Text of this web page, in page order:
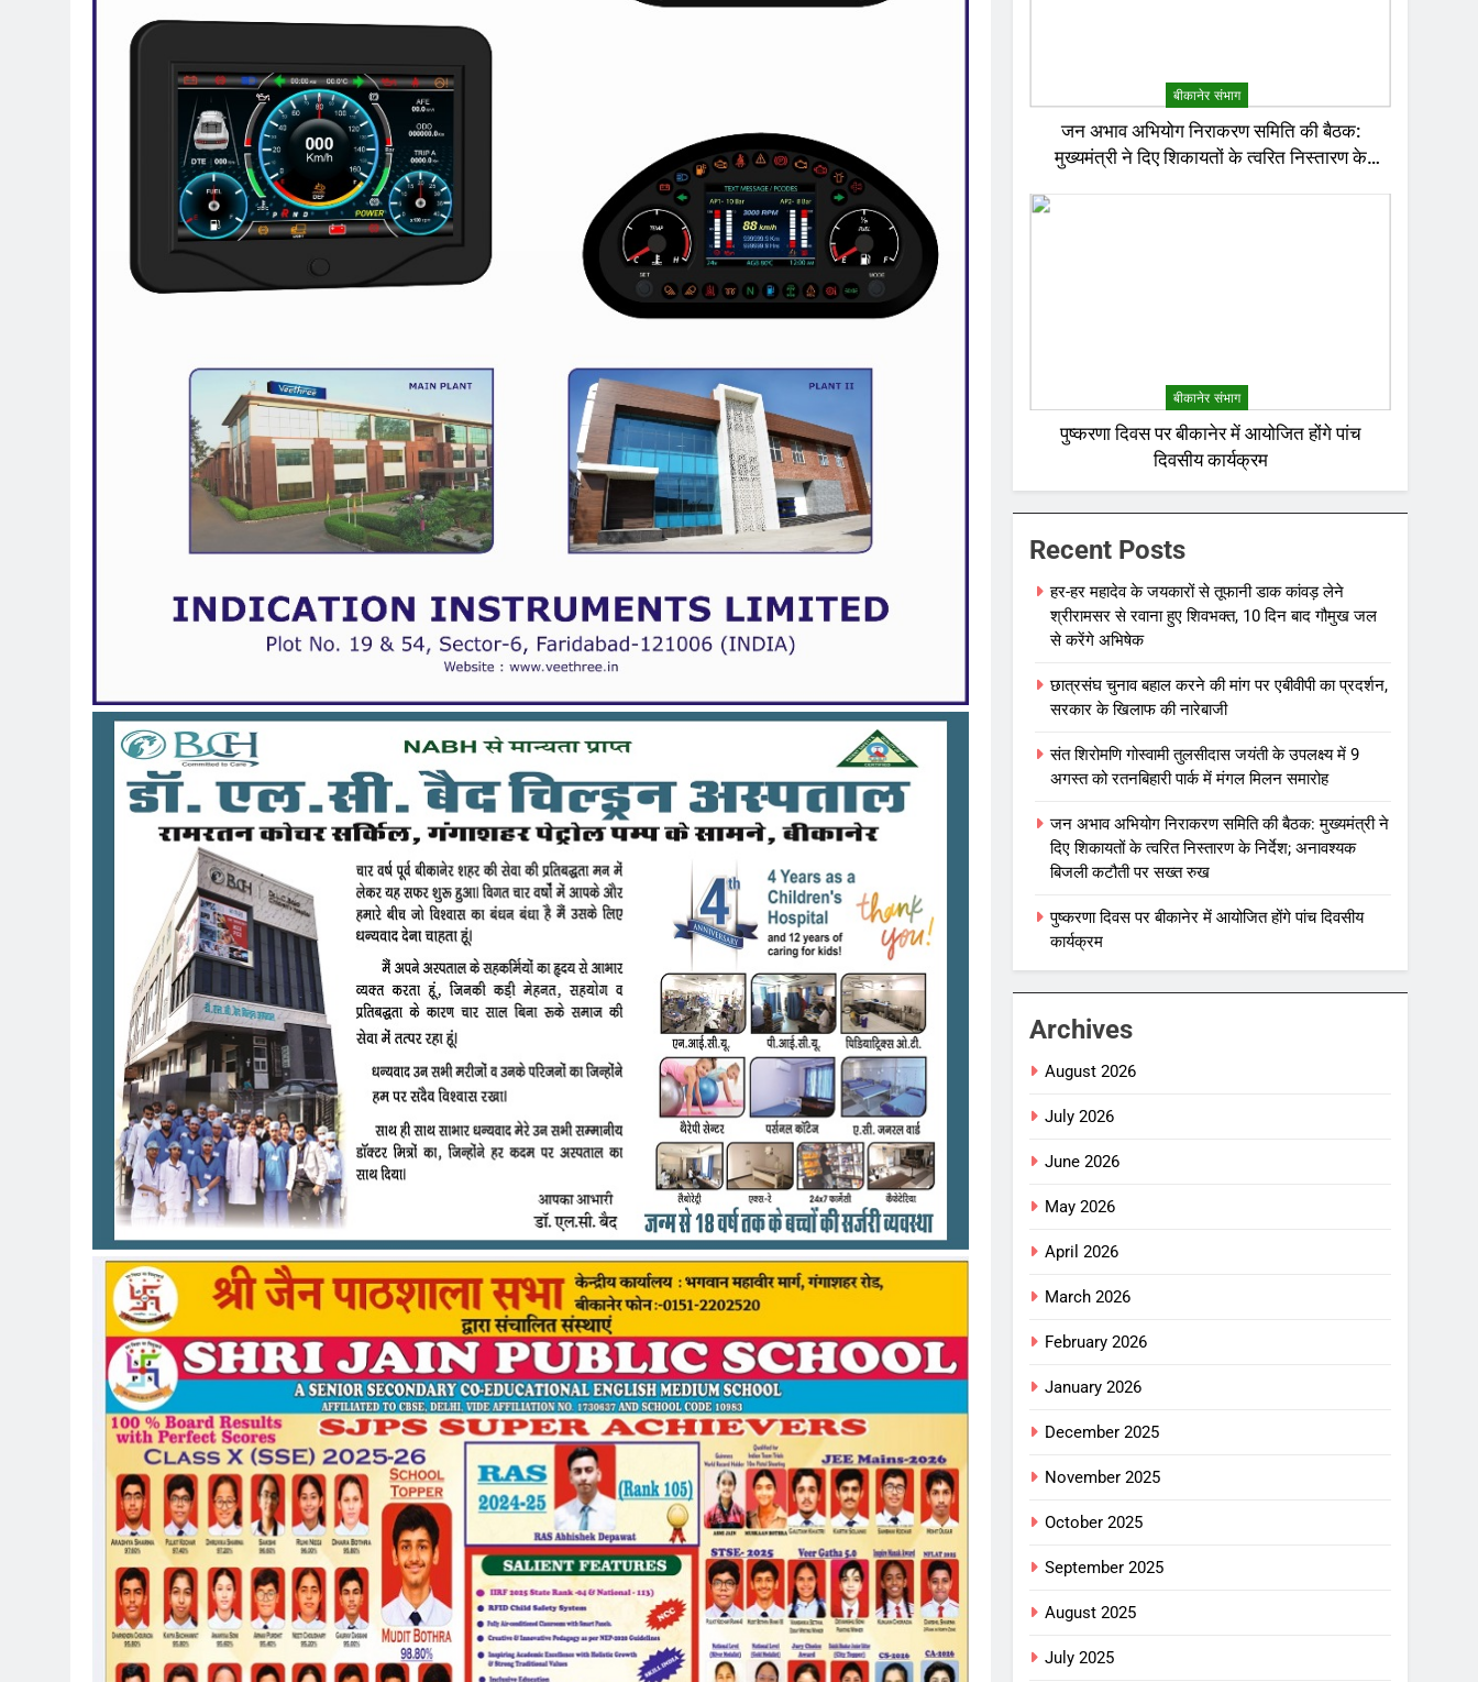
बीकानेर संभाग
जन अभाव अभियोग निराकरण समिति की बैठक:
मुख्यमंत्री ने दिए शिकायतों के त्वरित निस्तारण के
बीकानेर संभाग
पुष्करणा दिवस पर बीकानेर में आयोजित होंगे पांच
दिवसीय कार्यक्रम
Recent Posts
हर-हर महादेव के जयकारों से तूफानी डाक कांवड़ लेने
श्रीरामसर से रवाना हुए शिवभक्त, 10 दिन बाद गौमुख जल
से करेंगे अभिषेक
छात्रसंघ चुनाव बहाल करने की मांग पर एबीवीपी का प्रदर्शन,
सरकार के खिलाफ की नारेबाजी
संत शिरोमणि गोस्वामी तुलसीदास जयंती के उपलक्ष्य में 9
अगस्त को रतनबिहारी पार्क में मंगल मिलन समारोह
जन अभाव अभियोग निराकरण समिति की बैठक: मुख्यमंत्री ने
दिए शिकायतों के त्वरित निस्तारण के निर्देश; अनावश्यक
बिजली कटौती पर सख्त रुख
पुष्करणा दिवस पर बीकानेर में आयोजित होंगे पांच दिवसीय
कार्यक्रम
Archives
August 2026
July 2026
June 2026
May 2026
April 2026
March 2026
February 2026
January 2026
December 2025
November 2025
October 2025
September 2025
August 2025
July 2025